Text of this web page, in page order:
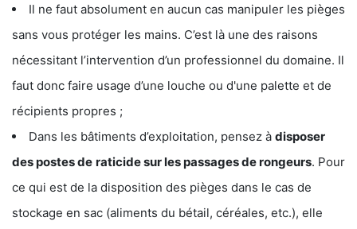
Il ne faut absolument en aucun cas manipuler les pièges
sans vous protéger les mains. C’est là une des raisons
nécessitant l’intervention d’un professionnel du domaine. Il
faut donc faire usage d’une louche ou d'une palette et de
récipients propres ;
Dans les bâtiments d’exploitation, pensez à disposer
des postes de raticide sur les passages de rongeurs. Pour
ce qui est de la disposition des pièges dans le cas de
stockage en sac (aliments du bétail, céréales, etc.), elle